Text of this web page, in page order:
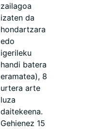
zailagoa
izaten da
hondartzara
edo
igerileku
handi batera
eramatea), 8
urtera arte
luza
daitekeena.
Gehienez 15